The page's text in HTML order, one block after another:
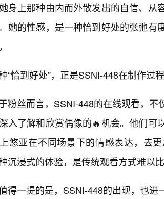
身上那种由内而外散发出的自信、从
她的性感，是一种恰到好处的张弛有
“恰到好处”，正是SSNI-448在制作过
粉丝而言，SSNI-448的在线观看，
入了解和欣赏偶像的🔥机会。他们可
悠亚在不同场景下的情感表达，去
沉浸式的体验，是传统观看方式难以比
得一提的是，SSNI-448的出现，也